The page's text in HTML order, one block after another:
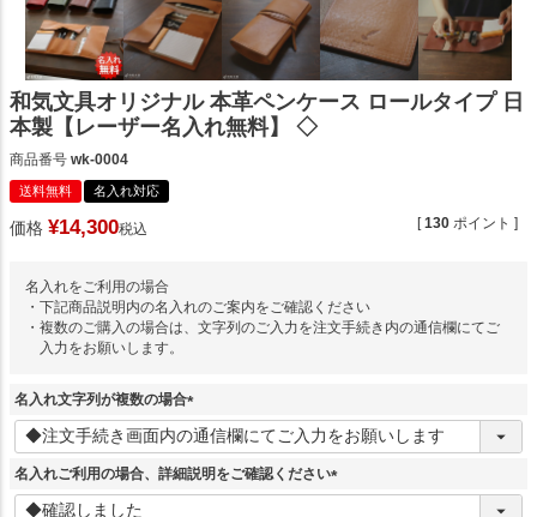
和気文具オリジナル 本革ペンケース ロールタイプ 日
本製【レーザー名入れ無料】 ◇
商品番号 wk-0004
送料無料 名入れ対応
価格 ¥14,300税込 [130 ポイント ]
名入れをご利用の場合
・下記商品説明内の名入れのご案内をご確認ください
・複数のご購入の場合は、文字列のご入力を注文手続き内の通信欄にてご
入力をお願いします。
名入れ文字列が複数の場合
(
必
須
)
名入れご利用の場合、詳細説明をご確認ください
(